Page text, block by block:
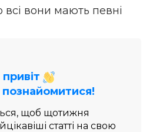
всі вони мають певні
щоб щотижня
статті на свою